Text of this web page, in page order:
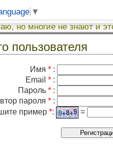
▼
но многие не знают и
пользователя
Имя * :
Email * :
Пароль * :
пароля * :
пример *: =